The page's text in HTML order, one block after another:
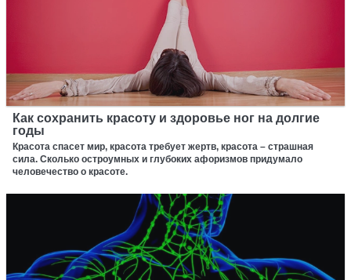
Как сохранить красоту и здоровье ног на долгие
годы
Красота спасет мир, красота требует жертв, красота – страшная
сила. Сколько остроумных и глубоких афоризмов придумало
человечество о красоте.